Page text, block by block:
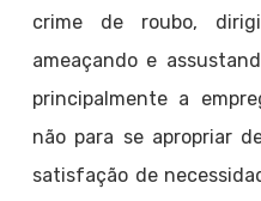
crime de roubo,
ameaçando e
principalmente a
não para se apropriar
satisfação de